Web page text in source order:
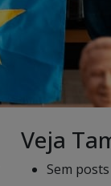
Veja
Sem